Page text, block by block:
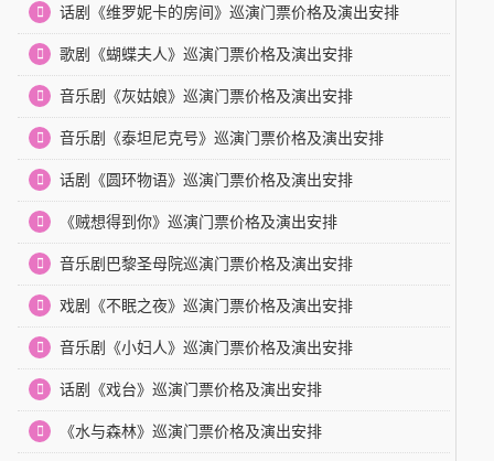
话剧《维罗妮卡的房间》巡演门票价格及演出安排
歌剧《蝴蝶夫人》巡演门票价格及演出安排
音乐剧《灰姑娘》巡演门票价格及演出安排
音乐剧《泰坦尼克号》巡演门票价格及演出安排
话剧《圆环物语》巡演门票价格及演出安排
《贼想得到你》巡演门票价格及演出安排
音乐剧巴黎圣母院巡演门票价格及演出安排
戏剧《不眠之夜》巡演门票价格及演出安排
音乐剧《小妇人》巡演门票价格及演出安排
话剧《戏台》巡演门票价格及演出安排
《水与森林》巡演门票价格及演出安排